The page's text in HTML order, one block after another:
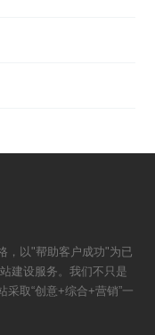
，以"帮助客户成功"为已
建设服务。我们不只是
取“创意+综合+营销”一